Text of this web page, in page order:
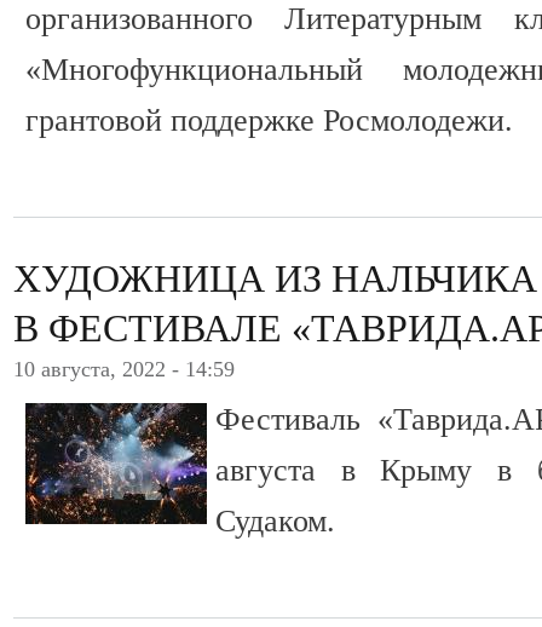
организованного
«Многофункциональный
грантовой поддержке Росмолодежи.
ХУДОЖНИЦА ИЗ
В ФЕСТИВАЛЕ
10 августа, 2022 - 14:59
Фестиваль
августа в Крыму в
Судаком.